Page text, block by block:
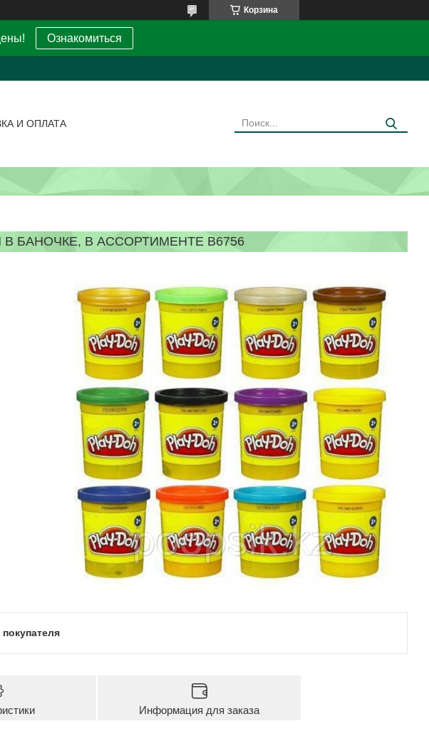
Корзина
Ознакомиться
И ОПЛАТА
В БАНОЧКЕ, В АССОРТИМЕНТЕ B6756
покупателя
Информация для заказа